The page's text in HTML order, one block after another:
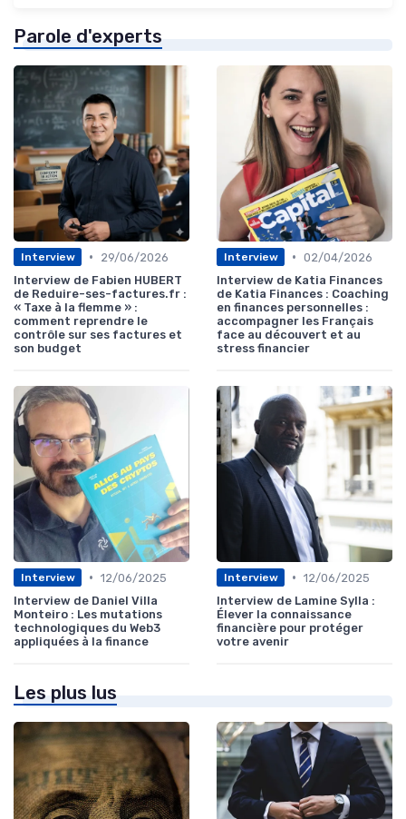
Parole d'experts
Interview •
29/06/2026
Interview de Fabien HUBERT
de Reduire-ses-factures.fr :
« Taxe à la flemme » :
comment reprendre le
contrôle sur ses factures et
son budget
Interview • 02/04/2026
Interview de Katia Finances
de Katia Finances : Coaching
en finances personnelles :
accompagner les Français
face au découvert et au
stress financier
Interview • 12/06/2025
Interview de Daniel Villa
Monteiro : Les mutations
technologiques du Web3
appliquées à la finance
Interview • 12/06/2025
Interview de Lamine Sylla :
Élever la connaissance
financière pour protéger
votre avenir
Les plus lus